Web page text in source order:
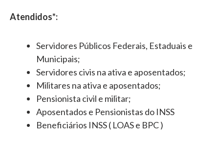
Atendidos*:
Servidores Públicos Federais, Estaduais e
Municipais;
Servidores civis na ativa e aposentados;
Militares na ativa e aposentados;
Pensionista civil e militar;
Aposentados e Pensionistas do INSS
Beneficiários INSS ( LOAS e BPC )